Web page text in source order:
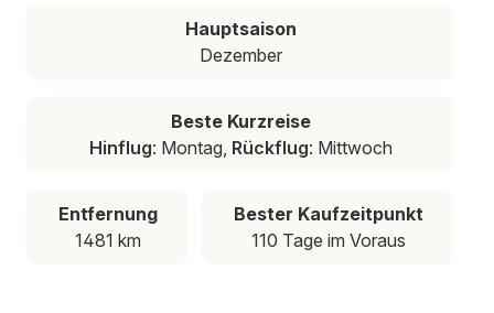
Hauptsaison
Dezember
Beste Kurzreise
Hinflug: Montag, Rückflug: Mittwoch
Entfernung
1481 km
Bester Kaufzeitpunkt
110 Tage im Voraus